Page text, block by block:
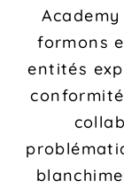
Academy
formons
entités